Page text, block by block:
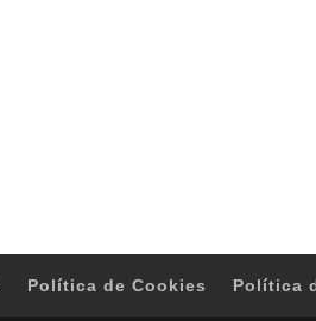
Política de Cookies Política